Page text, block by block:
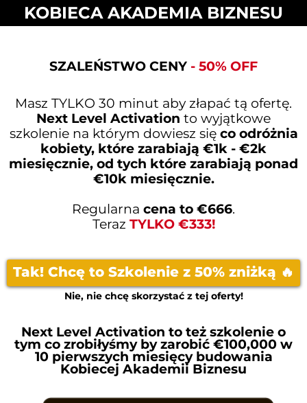
KOBIECA AKADEMIA BIZNESU
SZALEŃSTWO CENY - 50% OFF
Masz TYLKO 30 minut aby złapać tą ofertę.
Next Level Activation to wyjątkowe
szkolenie na którym dowiesz się co odróżnia
kobiety, które zarabiają €1k - €2k
miesięcznie, od tych które zarabiają ponad
€10k miesięcznie.
Regularna cena to €666.
Teraz TYLKO €333!
Tak! Chcę to Szkolenie z 50% zniżką 🔥
Nie, nie chcę skorzystać z tej oferty!
Next Level Activation to też szkolenie o
tym co zrobiłyśmy by zarobić €100,000 w
10 pierwszych miesięcy budowania
Kobiecej Akademii Biznesu